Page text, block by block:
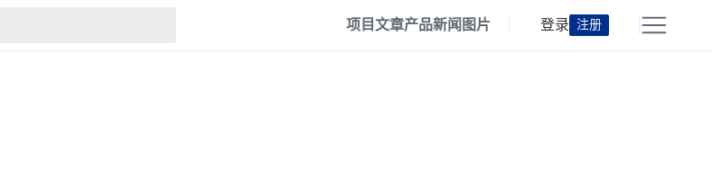
项目文章产品新闻 图片 登录 注册